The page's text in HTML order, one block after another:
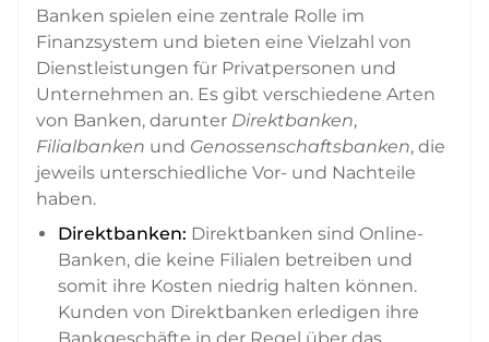
Banken spielen eine zentrale Rolle im
Finanzsystem und bieten eine Vielzahl von
Dienstleistungen für Privatpersonen und
Unternehmen an. Es gibt verschiedene Arten
von Banken, darunter Direktbanken,
Filialbanken und Genossenschaftsbanken, die
jeweils unterschiedliche Vor- und Nachteile
haben.
Direktbanken: Direktbanken sind Online-
Banken, die keine Filialen betreiben und
somit ihre Kosten niedrig halten können.
Kunden von Direktbanken erledigen ihre